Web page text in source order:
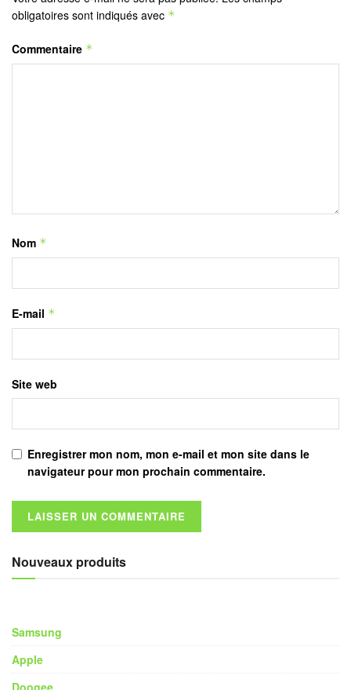
obligatoires sont indiqués avec *
Commentaire *
Nom *
E-mail *
Site web
Enregistrer mon nom, mon e-mail et mon site dans le
navigateur pour mon prochain commentaire.
Nouveaux produits
Samsung
Apple